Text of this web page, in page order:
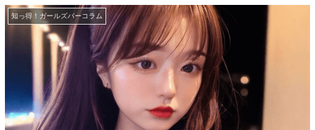
知っ得！ガールズバーコラム